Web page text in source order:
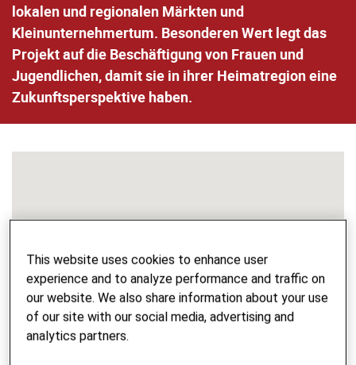
lokalen und regionalen Märkten und
Kleinunternehmertum. Besonderen Wert legt das
Projekt auf die Beschäftigung von Frauen und
Jugendlichen, damit sie in ihrer Heimatregion eine
Zukunftsperspektive haben.
This website uses cookies to enhance user
experience and to analyze performance and traffic on
our website. We also share information about your use
of our site with our social media, advertising and
analytics partners.